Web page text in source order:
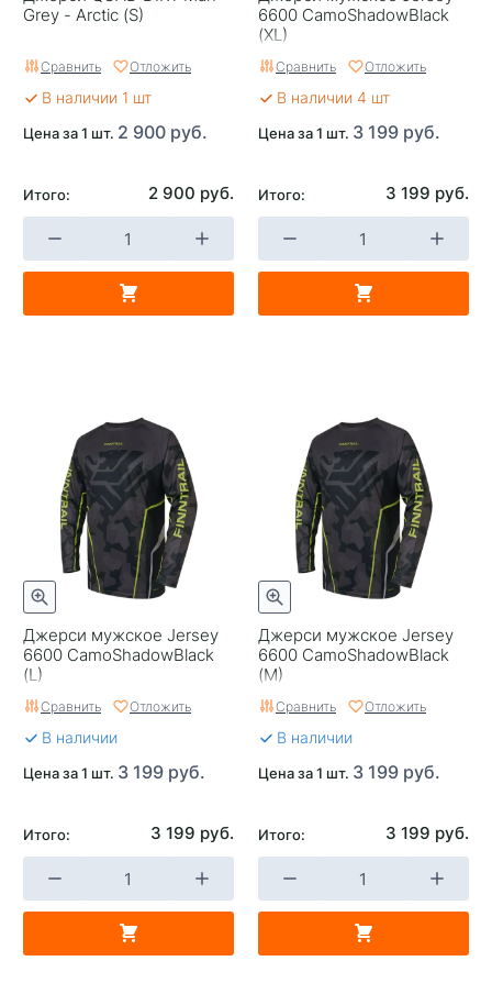
Grey - Arctic (S)
Сравнить Отложить
В наличии 1 шт
Цена за 1 шт. 2 900 руб.
Итого: 2 900 руб.
6600 CamoShadowBlack
(XL)
Сравнить Отложить
В наличии 4 шт
Цена за 1 шт. 3 199 руб.
Итого: 3 199 руб.
Джерси мужское Jersey
6600 CamoShadowBlack
(L)
Сравнить Отложить
В наличии
Цена за 1 шт. 3 199 руб.
Итого: 3 199 руб.
Джерси мужское Jersey
6600 CamoShadowBlack
(M)
Сравнить Отложить
В наличии
Цена за 1 шт. 3 199 руб.
Итого: 3 199 руб.